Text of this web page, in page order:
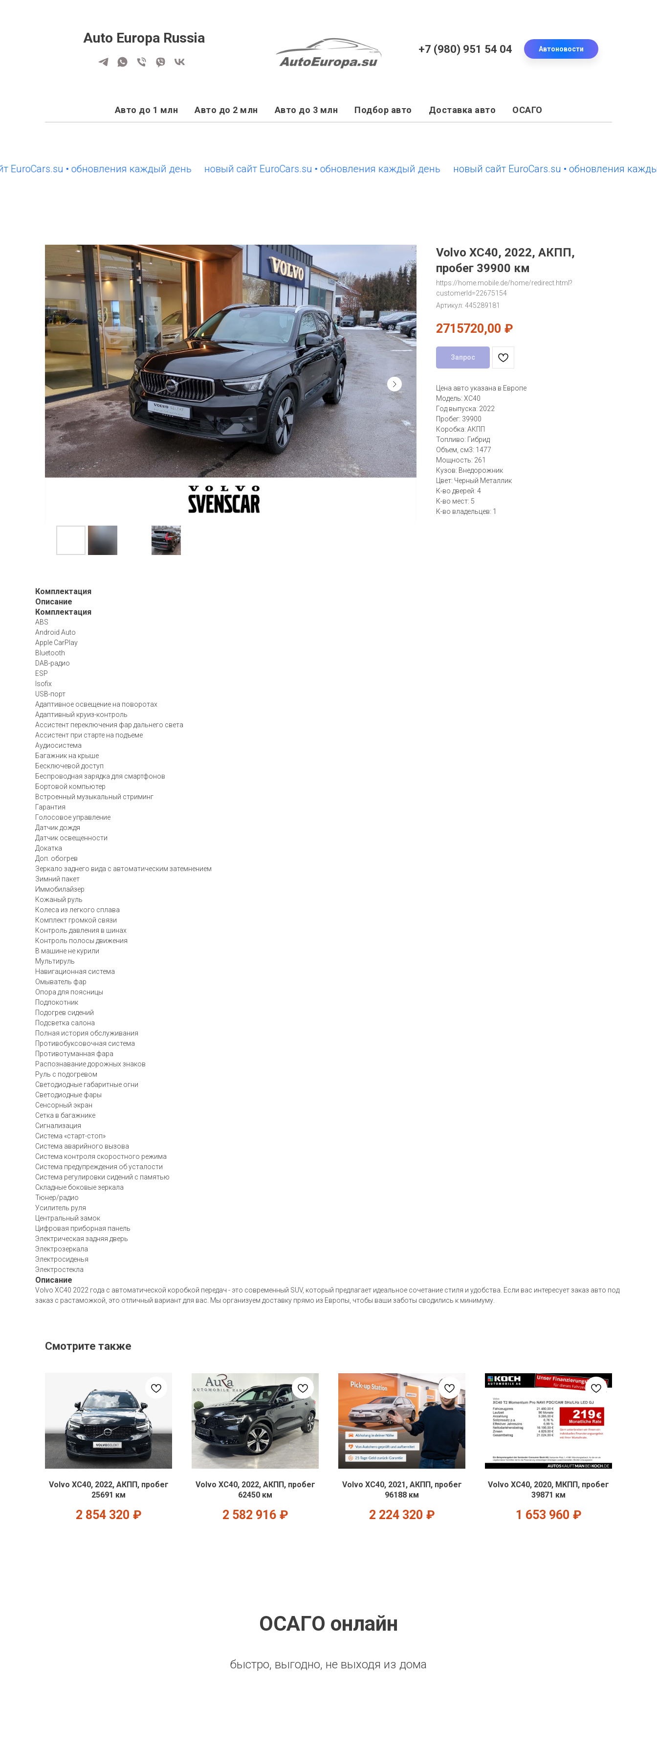
Auto Europa Russia
+7 (980) 951 54 04 Автоновости
Авто до 1 млн Авто до 2 млн Авто до 3 млн Подбор авто Доставка авто ОСАГО
• обновления каждый день новый сайт EuroCars.su • обновления каждый день новый сайт EuroCars.su • обновления каждый
Volvo XC40, 2022, АКПП,
пробег 39900 км
https://home.mobile.de/home/redirect.html?
customerId=22675154
Артикул: 445289181
2715720,00 ₽
Запрос
Цена авто указана в Европе
Модель: XC40
Год выпуска: 2022
Пробег: 39900
Коробка: АКПП
Топливо: Гибрид
Объем, см3: 1477
Мощность: 261
Кузов: Внедорожник
Цвет: Черный Металлик
К-во дверей: 4
К-во мест: 5
К-во владельцев: 1
Комплектация
Описание
Комплектация
ABS
Android Auto
Apple CarPlay
Bluetooth
DAB-радио
ESP
Isofix
USB-порт
Адаптивное освещение на поворотах
Адаптивный круиз-контроль
Ассистент переключения фар дальнего света
Ассистент при старте на подъеме
Аудиосистема
Багажник на крыше
Бесключевой доступ
Беспроводная зарядка для смартфонов
Бортовой компьютер
Встроенный музыкальный стриминг
Гарантия
Голосовое управление
Датчик дождя
Датчик освещенности
Докатка
Доп. обогрев
Зеркало заднего вида с автоматическим затемнением
Зимний пакет
Иммобилайзер
Кожаный руль
Колеса из легкого сплава
Комплект громкой связи
Контроль давления в шинах
Контроль полосы движения
В машине не курили
Мультируль
Навигационная система
Омыватель фар
Опора для поясницы
Подлокотник
Подогрев сидений
Подсветка салона
Полная история обслуживания
Противобуксовочная система
Противотуманная фара
Распознавание дорожных знаков
Руль с подогревом
Светодиодные габаритные огни
Светодиодные фары
Сенсорный экран
Сетка в багажнике
Сигнализация
Система «старт-стоп»
Система аварийного вызова
Система контроля скоростного режима
Система предупреждения об усталости
Система регулировки сидений с памятью
Складные боковые зеркала
Тюнер/радио
Усилитель руля
Центральный замок
Цифровая приборная панель
Электрическая задняя дверь
Электрозеркала
Электросиденья
Электростекла
Описание
Volvo XC40 2022 года с автоматической коробкой передач - это современный SUV, который предлагает идеальное сочетание стиля и удобства. Если вас интересует заказ авто под
заказ с растаможкой, это отличный вариант для вас. Мы организуем доставку прямо из Европы, чтобы ваши заботы сводились к минимуму.
Смотрите также
Volvo XC40, 2022, АКПП, пробег
25691 км
2 854 320 ₽
Volvo XC40, 2022, АКПП, пробег
62450 км
2 582 916 ₽
Volvo XC40, 2021, АКПП, пробег
96188 км
2 224 320 ₽
Volvo XC40, 2020, МКПП, пробег
39871 км
1 653 960 ₽
ОСАГО онлайн
быстро, выгодно, не выходя из дома